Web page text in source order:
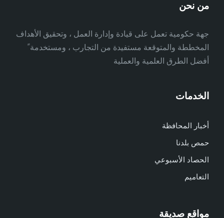
من نحن
جهة حكومية تعمل على قيادة وإدارة العمل ، وتحقيق الأهداف
المخططة والمتوقعة مستفيدة من التجارب ، ومستخدمة ً
أفضل الطرق العلمية والعملية
الخدمات
أخبار المحافظة
حمص بلدنا
الحصاد الأسبوعي
التعاميم
مواقع صديقة